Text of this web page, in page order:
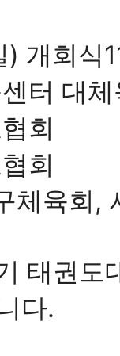
개회식
터 대
회
회
체육회,
태권도
다.